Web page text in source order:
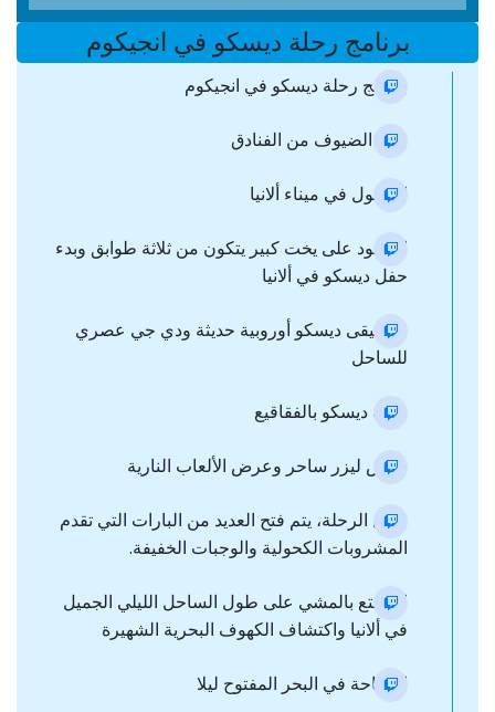
برنامج رحلة ديسكو في انجيكوم
برنامج رحلة ديسكو في انجيكوم
جمع الضيوف من الفنادق
الوصول في ميناء ألانيا
الصعود على يخت كبير يتكون من ثلاثة طوابق وبدء
حفل ديسكو في ألانيا
موسيقى ديسكو أوروبية حديثة ودي جي عصري
للساحل
حفلة ديسكو بالفقاقيع
عرض ليزر ساحر وعرض الألعاب النارية
خلال الرحلة، يتم فتح العديد من البارات التي تقدم
المشروبات الكحولية والوجبات الخفيفة.
استمتع بالمشي على طول الساحل الليلي الجميل
في ألانيا واكتشاف الكهوف البحرية الشهيرة
السباحة في البحر المفتوح ليلا